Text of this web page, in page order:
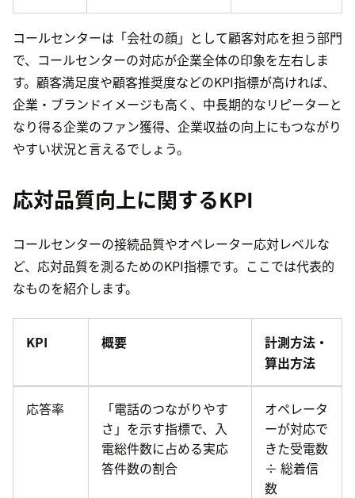
コールセンターは「会社の顔」として顧客対応を担う部門
で、コールセンターの対応が企業全体の印象を左右しま
す。顧客満足度や顧客推奨度などのKPI指標が高ければ、
企業・ブランドイメージも高く、中長期的なリピーターと
なり得る企業のファン獲得、企業収益の向上にもつながり
やすい状況と言えるでしょう。
応対品質向上に関するKPI
コールセンターの接続品質やオペレーター応対レベルな
ど、応対品質を測るためのKPI指標です。ここでは代表的
なものを紹介します。
KPI 概要
計測方法・
算出方法
応答率
「電話のつながりやす
さ」を示す指標で、入
電総件数に占める実応
答件数の割合
オペレータ
ーが対応で
きた受電数
÷ 総着信
数